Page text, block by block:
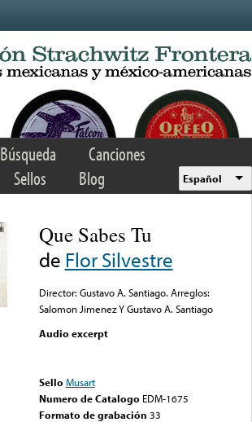
Búsqueda
Canciones
Sellos Blog Español
Que Sabes Tu
de Flor Silvestre
Director: Gustavo A. Santiago. Arreglos:
Salomon Jimenez Y Gustavo A. Santiago
Audio excerpt
Sello Musart
Numero de Catalogo EDM-1675
Formato de grabación 33